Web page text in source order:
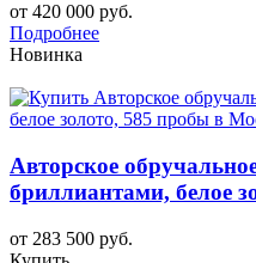
от 420 000 руб.
Подробнее
Новинка
Авторское
бриллиантами, белое
от 283 500 руб.